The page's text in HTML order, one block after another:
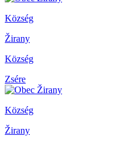
Község
Žirany
Község
Zsére
Község
Žirany